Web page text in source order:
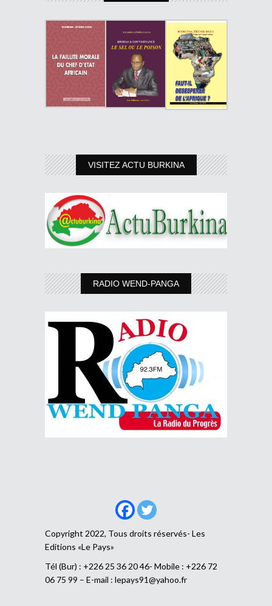
VISITEZ ACTU BURKINA
RADIO WEND-PANGA
Copyright 2022, Tous droits réservés- Les
Editions «Le Pays»
Tél (Bur) : +226 25 36 20 46- Mobile : +226 72
06 75 99 – E-mail : lepays91@yahoo.fr